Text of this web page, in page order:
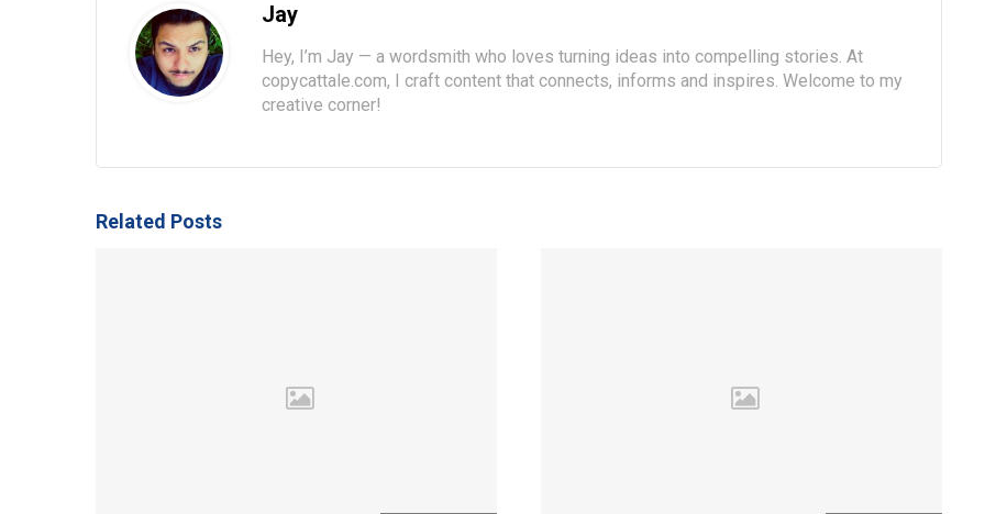
Jay
Hey, I’m Jay — a wordsmith who loves turning ideas into compelling stories. At
copycattale.com, I craft content that connects, informs and inspires. Welcome to my
creative corner!
Related Posts